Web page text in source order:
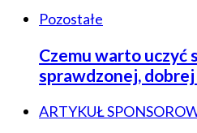
Pozostałe
Czemu warto uczyć
sprawdzonej,
ARTYKUŁ